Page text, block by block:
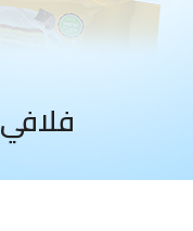
فلافي